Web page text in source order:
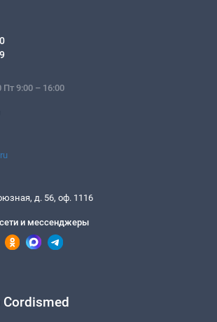
Пт 9:00 – 16:00
д. 56, оф. 1116
и мессенджеры